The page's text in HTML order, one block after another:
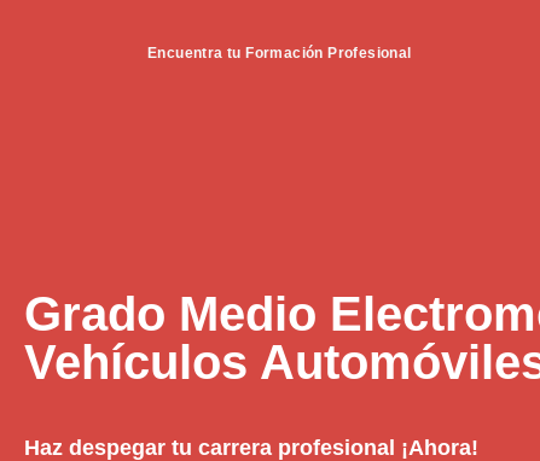
Encuentra tu Formación Profesional
Grado Medio
Vehículos
Haz despegar tu carrera profesional ¡Ahora!